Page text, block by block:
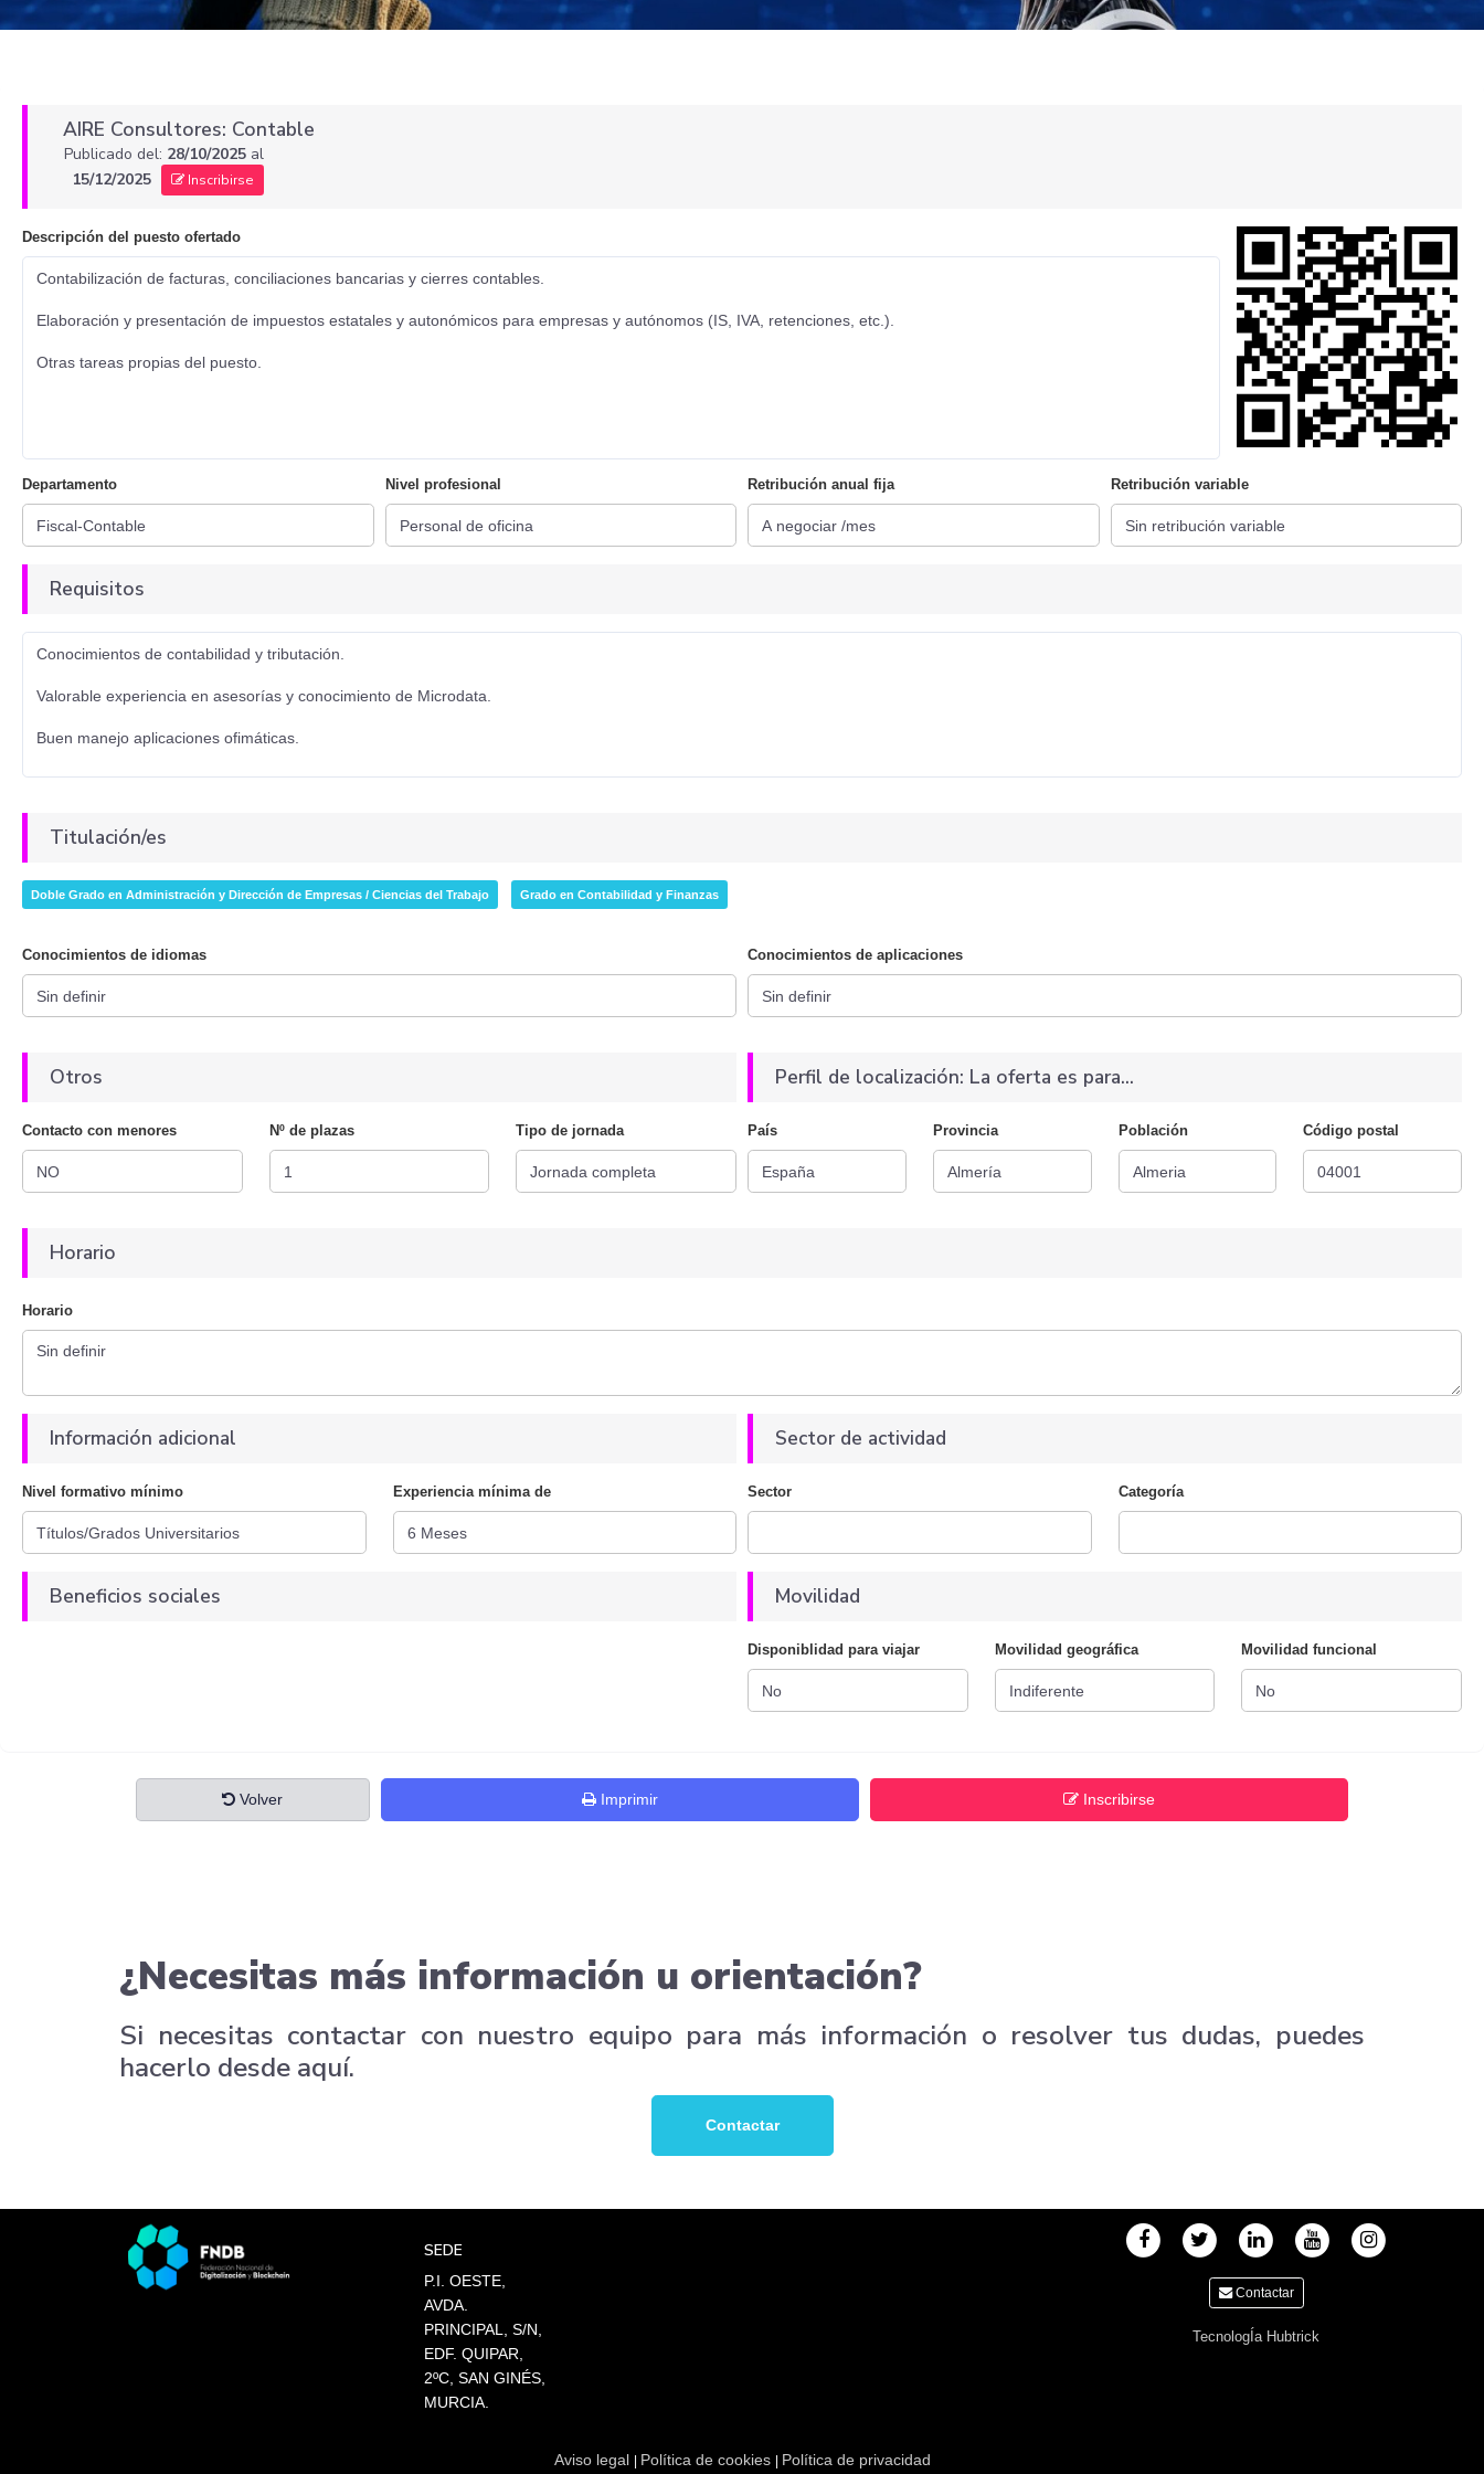
AIRE Consultores: Contable
Publicado del: 28/10/2025al
15/12/2025
Inscribirse
Descripción del puesto ofertado
Contabilización de facturas, conciliaciones bancarias y cierres contables.
Elaboración y presentación de impuestos estatales y autonómicos para empresas y autónomos (IS, IVA, retenciones, etc.).
Otras tareas propias del puesto.
Departamento Nivel profesional Retribución anual fija Retribución variable
Requisitos
Conocimientos de contabilidad y tributación.
Valorable experiencia en asesorías y conocimiento de Microdata.
Buen manejo aplicaciones ofimáticas.
Titulación/es
Doble Grado en Administración y Dirección de Empresas / Ciencias del Trabajo Grado en Contabilidad y Finanzas
Conocimientos de idiomas Conocimientos de aplicaciones
Otros
Contacto con menores Nº de plazas Tipo de jornada
Perfil de localización: La oferta es para...
País Provincia Población Código postal
Horario
Horario
Información adicional
Nivel formativo mínimo Experiencia mínima de
Sector de actividad
Sector Categoría
Beneficios sociales Movilidad
Disponiblidad para viajar Movilidad geográfica Movilidad funcional
Volver Imprimir Inscribirse
¿Necesitas más información u orientación?
Si necesitas contactar con nuestro equipo para más información o resolver tus dudas, puedes
hacerlo desde aquí.
Contactar
SEDE
P.I. OESTE,
AVDA.
PRINCIPAL, S/N,
EDF. QUIPAR,
2ºC, SAN GINÉS,
MURCIA.
Aviso legal Política de cookies Política de privacidad
Contactar
TecnologÍa Hubtrick